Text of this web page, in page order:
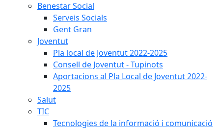
Benestar Social
Serveis Socials
Gent Gran
Joventut
Pla local de Joventut 2022-2025
Consell de Joventut - Tupinots
Aportacions al Pla Local de Joventut 2022-
2025
Salut
TIC
Tecnologies de la informació i comunicació